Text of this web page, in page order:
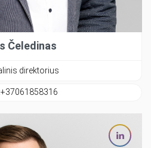
Čeledinas
direktorius
+37061858316